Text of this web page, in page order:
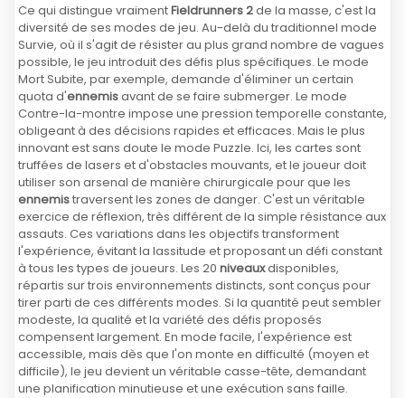
Ce qui distingue vraimentFieldrunners 2de la masse, c'est la
diversité de ses modes de jeu. Au-delà du traditionnel mode
Survie, où il s'agit de résister au plus grand nombre de vagues
possible, le jeu introduit des défis plus spécifiques. Le mode
Mort Subite, par exemple, demande d'éliminer un certain
quota d'ennemisavant de se faire submerger. Le mode
Contre-la-montre impose une pression temporelle constante,
obligeant à des décisions rapides et efficaces. Mais le plus
innovant est sans doute le mode Puzzle. Ici, les cartes sont
truffées de lasers et d'obstacles mouvants, et le joueur doit
utiliser son arsenal de manière chirurgicale pour que les
ennemistraversent les zones de danger. C'est un véritable
exercice de réflexion, très différent de la simple résistance aux
assauts. Ces variations dans les objectifs transforment
l'expérience, évitant la lassitude et proposant un défi constant
à tous les types de joueurs. Les 20 niveauxdisponibles,
répartis sur trois environnements distincts, sont conçus pour
tirer parti de ces différents modes. Si la quantité peut sembler
modeste, la qualité et la variété des défis proposés
compensent largement. En mode facile, l'expérience est
accessible, mais dès que l'on monte en difficulté (moyen et
difficile), le jeu devient un véritable casse-tête, demandant
une planification minutieuse et une exécution sans faille.